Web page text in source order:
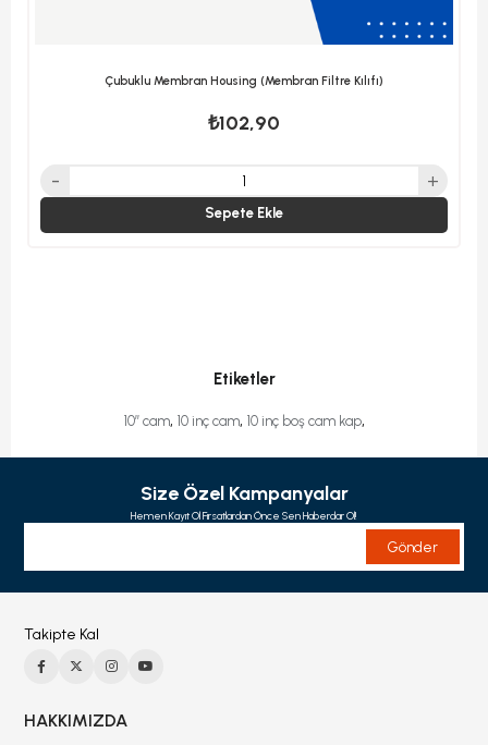
Çubuklu Membran Housing (Membran Filtre Kılıfı)
₺102,90
Sepete Ekle
Etiketler
10’’ cam, 10 inç cam, 10 inç boş cam kap,
Size Özel Kampanyalar
Hemen Kayıt Ol Fırsatlardan Önce Sen Haberdar Ol!
Gönder
Takipte Kal
HAKKIMIZDA